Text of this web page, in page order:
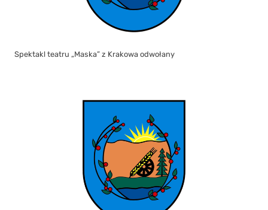
Spektakl teatru „Maska” z Krakowa odwołany